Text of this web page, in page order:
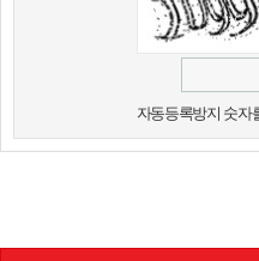
자동등록방지 숫자